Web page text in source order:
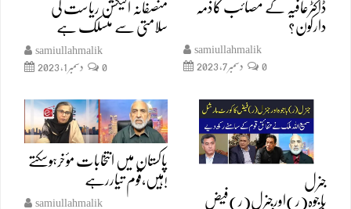
ڈاکٹرعافیہ کے مصائب کاذمہ
دارکون؟
samiullahmalik
دسمبر 7, 2023
0
منصفانہ الیکشن ریاست کی
سلامتی سے منسلک ہے
samiullahmalik
دسمبر 1, 2023
0
جنرل
باجوہ(ر)اورجنرل(ر)فیض
پاکستان میں انتخابات مؤخرہوسکتے
ہیں،قوم تیاررہے!
samiullahmalik